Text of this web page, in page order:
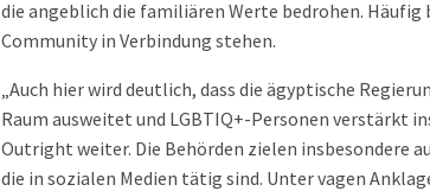
die angeblich die familiären Werte bedrohen.
Community in Verbindung stehen.
„Auch hier wird deutlich, dass die ägyptische
Raum ausweitet und LGBTIQ+-Personen verstärkt
Outright weiter. Die Behörden zielen insbesondere
die in sozialen Medien tätig sind. Unter vagen